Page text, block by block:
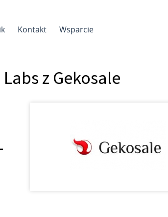
Kontakt Wsparcie
z Gekosale